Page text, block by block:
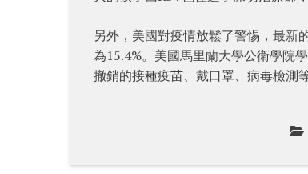
另外，美國對疫情放鬆了警惕，最新
為15.4%。美國馬里蘭大學公衛學院
撤銷的接種疫苗、戴口罩、病毒檢測